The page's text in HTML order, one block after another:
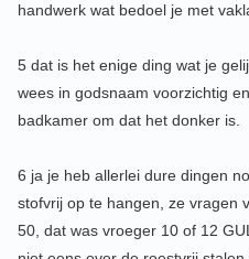
handwerk wat bedoel je met
5 dat is het enige ding wat je
wees in godsnaam voorzichtig
badkamer om dat het donker is.
6 ja je heb allerlei dure dingen
stofvrij op te hangen, ze vragen
50, dat was vroeger 10 of 12